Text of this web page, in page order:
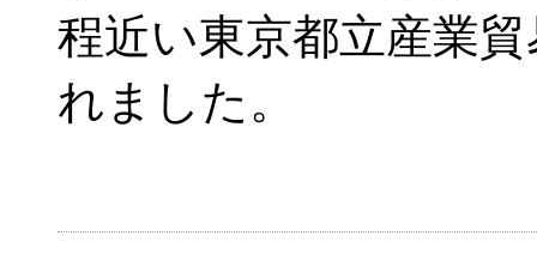
程近い東京都立産業
れました。